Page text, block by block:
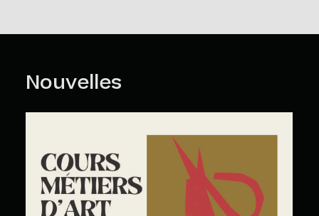
Nouvelles